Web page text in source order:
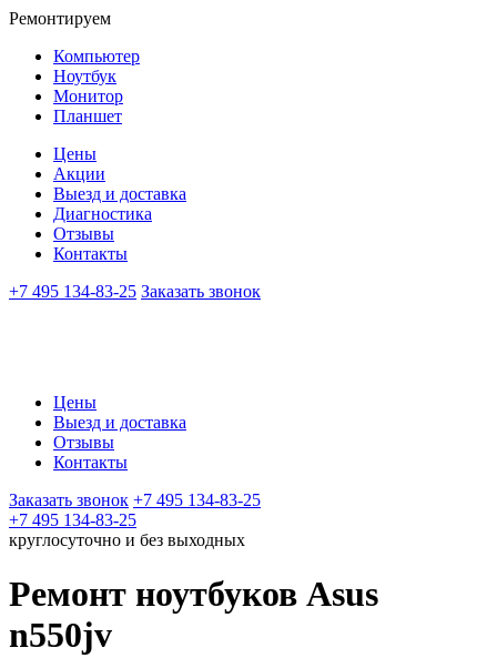
Ремонтируем
Компьютер
Ноутбук
Монитор
Планшет
Цены
Акции
Выезд и доставка
Диагностика
Отзывы
Контакты
+7 495 134-83-25 Заказать звонок
Цены
Выезд и доставка
Отзывы
Контакты
Заказать звонок +7 495 134-83-25
+7 495 134-83-25
круглосуточно и без выходных
Ремонт ноутбуков Asus
n550jv